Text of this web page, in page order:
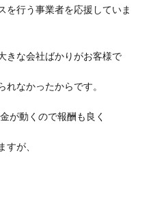
を行う事業者を応援していま
きな会社ばかりがお客様で
なかったからです。
が動くので報酬も良く
が、